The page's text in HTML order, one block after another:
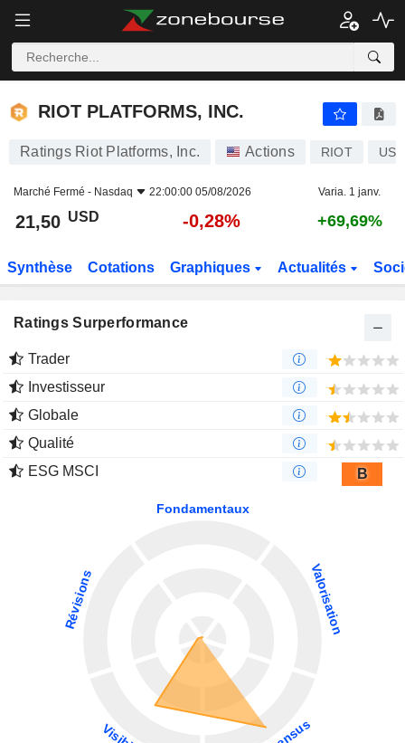
RIOT PLATFORMS, INC.
RIOT PLATFORMS, INC.
Ratings Riot Platforms, Inc. Actions RIOT
Marché Fermé - Nasdaq 22:00:00 05/08/2026 Varia. 1 janv.
21,50 USD -0,28% +69,69%
Synthèse Cotations Graphiques Actualités
Ratings Surperformance
Trader
Investisseur
Globale
Qualité
ESG MSCI
B